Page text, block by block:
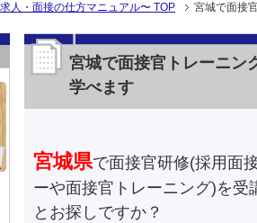
人・面接の仕方マニュアル〜 TOP 宮城で面接
宮城で面接官トレーニン
学べます
宮城県で面接官研修(採用面
ーや面接官トレーニング)を受
とお探しですか？